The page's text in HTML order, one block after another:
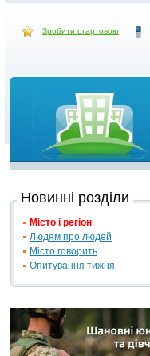
Зробити стартовою
Новинні розділи
Місто і регіон
Людям про людей
Місто говорить
Опитування тижня